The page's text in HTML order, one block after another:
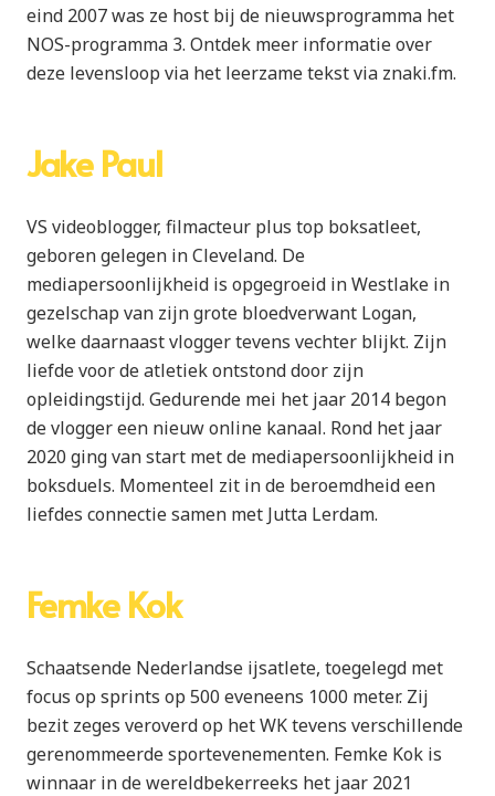
eind 2007 was ze host bij de nieuwsprogramma het
NOS-programma 3. Ontdek meer informatie over
deze levensloop via het leerzame tekst via znaki.fm.
Jake Paul
VS videoblogger, filmacteur plus top boksatleet,
geboren gelegen in Cleveland. De
mediapersoonlijkheid is opgegroeid in Westlake in
gezelschap van zijn grote bloedverwant Logan,
welke daarnaast vlogger tevens vechter blijkt. Zijn
liefde voor de atletiek ontstond door zijn
opleidingstijd. Gedurende mei het jaar 2014 begon
de vlogger een nieuw online kanaal. Rond het jaar
2020 ging van start met de mediapersoonlijkheid in
boksduels. Momenteel zit in de beroemdheid een
liefdes connectie samen met Jutta Lerdam.
Femke Kok
Schaatsende Nederlandse ijsatlete, toegelegd met
focus op sprints op 500 eveneens 1000 meter. Zij
bezit zeges veroverd op het WK tevens verschillende
gerenommeerde sportevenementen. Femke Kok is
winnaar in de wereldbekerreeks het jaar 2021